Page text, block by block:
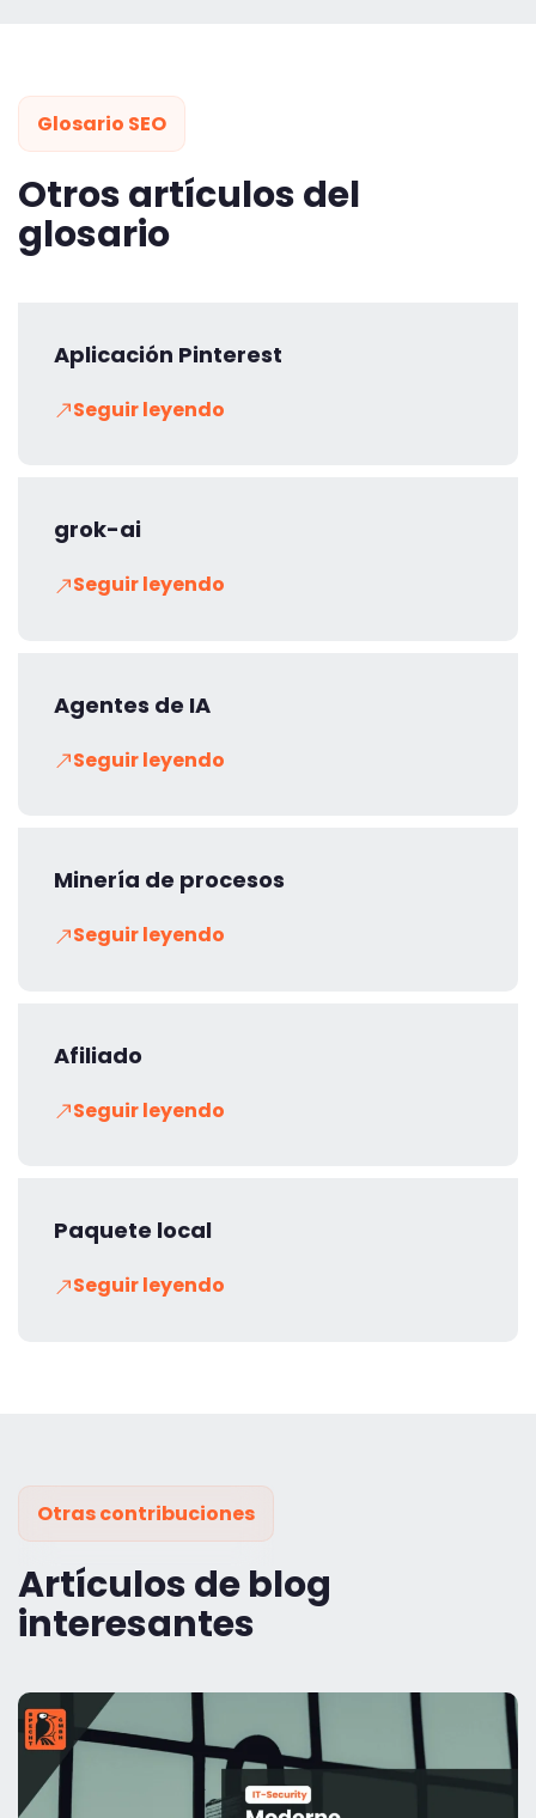
Glosario SEO
Otros artículos del
glosario
Aplicación Pinterest
Seguir leyendo
grok-ai
Seguir leyendo
Agentes de IA
Seguir leyendo
Minería de procesos
Seguir leyendo
Afiliado
Seguir leyendo
Paquete local
Seguir leyendo
Otras contribuciones
Artículos de blog
interesantes